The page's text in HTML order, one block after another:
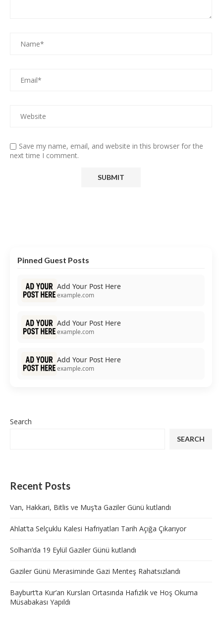
Save my name, email, and website in this browser for the
next time I comment.
Pinned Guest Posts
Add Your Post Here
example.com
Add Your Post Here
example.com
Add Your Post Here
example.com
Search
SEARCH
Recent Posts
Van, Hakkari, Bitlis ve Muş’ta Gaziler Günü kutlandı
Ahlat’ta Selçuklu Kalesi Hafriyatları Tarih Açığa Çıkarıyor
Solhan’da 19 Eylül Gaziler Günü kutlandı
Gaziler Günü Merasiminde Gazi Menteş Rahatsızlandı
Bayburt’ta Kur’an Kursları Ortasında Hafızlık ve Hoş Okuma
Müsabakası Yapıldı